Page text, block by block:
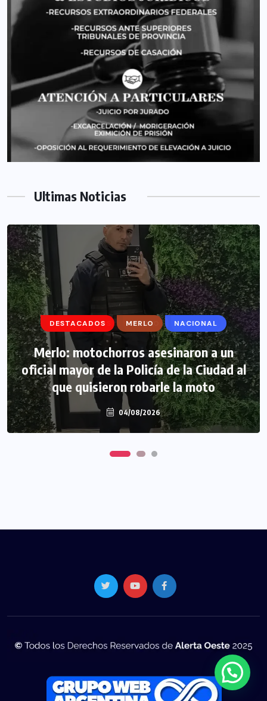
Ultimas Noticias
DESTACADOS MERLO NACIONAL
Merlo: motochorros asesinaron a un
oficial mayor de la Policía de la Ciudad al
que quisieron robarle la moto
04/08/2026
DESTACADOS MERLO MORÓN
Morón: se negó a declarar la funcionaria
narco y seguirá detenida camino a
prisión preventiva
04/08/2026